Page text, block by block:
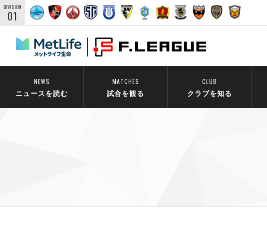
DIVISION
01
NEWS
ニュースを読む
MATCHES
試合を観る
CLUB
クラブを知る